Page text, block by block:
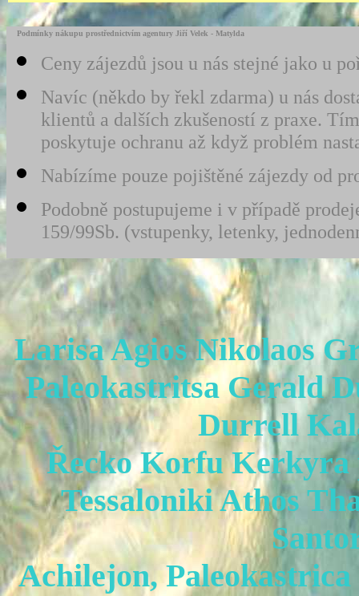
Podmínky nákupu prostřednictvím agentury Jiří Velek - Matylda
Ceny zájezdů jsou u nás stejné jako u
Navíc (někdo by řekl zdarma) u nás
klientů a dalších zkušeností z praxe.
poskytuje ochranu až když problém
Nabízíme pouze pojištěné zájezdy od
Podobně postupujeme i v případě
159/99Sb. (vstupenky, letenky,
Larisa Agios Nikolaos
Paleokastritsa Gerald
Durrell
Řecko Korfu Kerkyra
Tessaloniki Athos
Achilejon,